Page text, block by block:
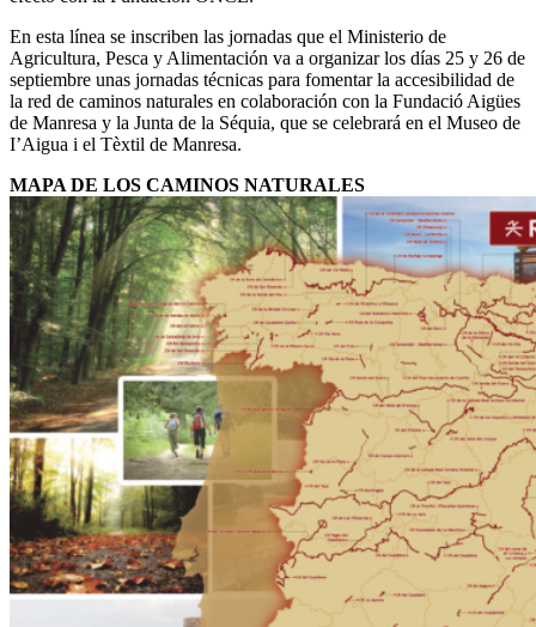
En esta línea se inscriben las jornadas que el Ministerio de
Agricultura, Pesca y Alimentación va a organizar los días 25 y 26 de
septiembre unas jornadas técnicas para fomentar la accesibilidad de
la red de caminos naturales en colaboración con la Fundació Aigües
de Manresa y la Junta de la Séquia, que se celebrará en el Museo de
I’Aigua i el Tèxtil de Manresa.
MAPA DE LOS CAMINOS NATURALES